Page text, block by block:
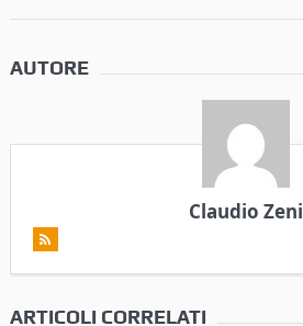
AUTORE
Claudio Zeni
ARTICOLI CORRELATI